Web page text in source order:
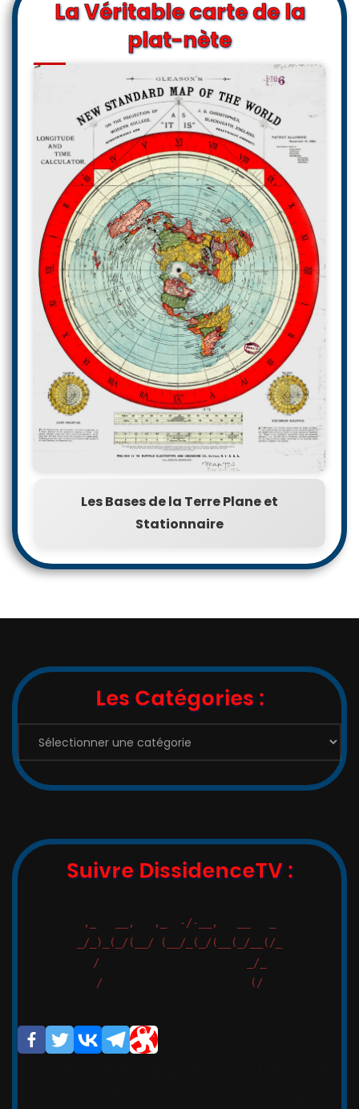
La Véritable carte de la
plat-nète
Les Bases de la Terre Plane et
Stationnaire
Les Catégories :
Suivre DissidenceTV :
,_   __,   ,_  -/-__,   __   _
_/_)_(_/(__/ (__/_(_/(__(_/__(/_
/                       _/_
/                       (/